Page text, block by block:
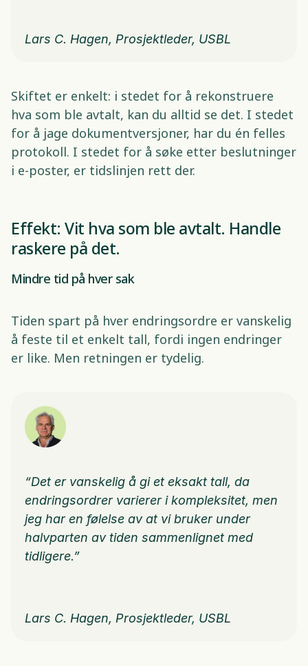
Lars C. Hagen, Prosjektleder, USBL
Skiftet er enkelt: i stedet for å rekonstruere
hva som ble avtalt, kan du alltid se det. I stedet
for å jage dokumentversjoner, har du én felles
protokoll. I stedet for å søke etter beslutninger
i e-poster, er tidslinjen rett der.
Effekt: Vit hva som ble avtalt. Handle
raskere på det.
Mindre tid på hver sak
Tiden spart på hver endringsordre er vanskelig
å feste til et enkelt tall, fordi ingen endringer
er like. Men retningen er tydelig.
“Det er vanskelig å gi et eksakt tall, da
endringsordrer varierer i kompleksitet, men
jeg har en følelse av at vi bruker under
halvparten av tiden sammenlignet med
tidligere.”
Lars C. Hagen, Prosjektleder, USBL